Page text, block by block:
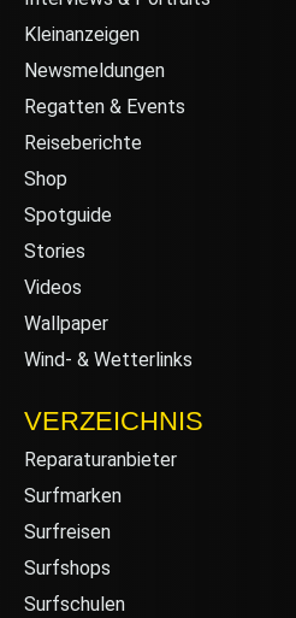
Kleinanzeigen
Newsmeldungen
Regatten & Events
Reiseberichte
Shop
Spotguide
Stories
Videos
Wallpaper
Wind- & Wetterlinks
VERZEICHNIS
Reparaturanbieter
Surfmarken
Surfreisen
Surfshops
Surfschulen